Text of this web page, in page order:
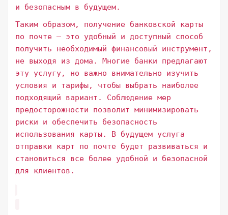
и безопасным в будущем.
Таким образом, получение банковской карты
по почте – это удобный и доступный способ
получить необходимый финансовый инструмент,
не выходя из дома. Многие банки предлагают
эту услугу, но важно внимательно изучить
условия и тарифы, чтобы выбрать наиболее
подходящий вариант. Соблюдение мер
предосторожности позволит минимизировать
риски и обеспечить безопасность
использования карты. В будущем услуга
отправки карт по почте будет развиваться и
становиться все более удобной и безопасной
для клиентов.